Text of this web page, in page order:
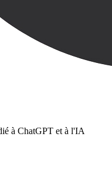
à ChatGPT et à l'IA